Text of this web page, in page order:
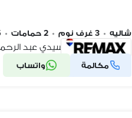
شاليه • 3 غرف نوم • 2 حمامات •
بلومار الساحل، سيدي عبد
مكالمة واتساب شركة موثقة